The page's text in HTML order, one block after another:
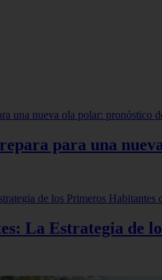
para una
La Estrategia de